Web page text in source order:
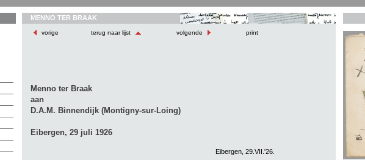
MENNO TER BRAAK
vorige terug naar lijst volgende print
Menno ter Braak
aan
D.A.M. Binnendijk (Montigny-sur-Loing)
Eibergen, 29 juli 1926
Eibergen, 29.VII.'26.